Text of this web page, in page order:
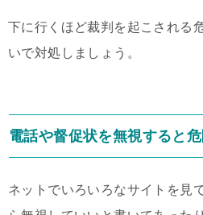
下に行くほど裁判を起こされる
いで対処しましょう。
電話や督促状を無視すると
ネットでいろいろなサイトを見